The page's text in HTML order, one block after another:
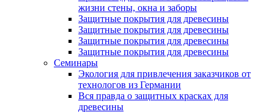
жизни стены, окна и заборы
Защитные покрытия для древесины
Защитные покрытия для древесины
Защитные покрытия для древесины
Защитные покрытия для древесины
Семинары
Экология для привлечения заказчиков от
технологов из Германии
Вся правда о защитных красках для
древесины